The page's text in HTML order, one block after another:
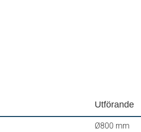
Utförande
Ø800 mm